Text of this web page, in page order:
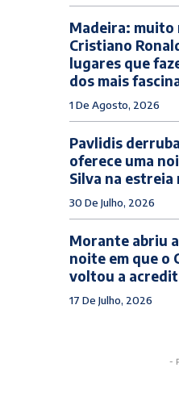
Madeira: muito
Cristiano
lugares que
dos mais
1 De Agosto, 2026
Pavlidis
oferece uma
Silva na estreia
30 De Julho, 2026
Morante abriu
noite em que o
voltou a
17 De Julho, 2026
-